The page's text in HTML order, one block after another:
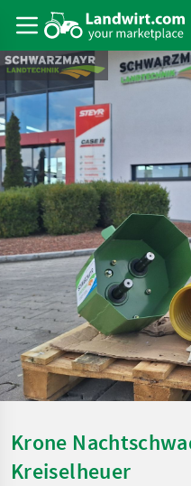
Krone
Kreiselheuer